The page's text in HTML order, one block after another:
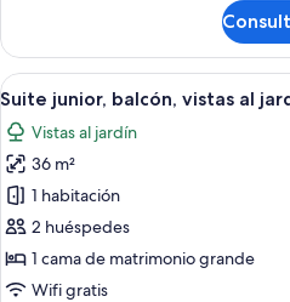
ciudad
clásica
doble,
balcón,
vistas
la
ciudad
Abrir
todas
las
fotos
de
Suite
junior,
balcón,
14
Suite junior, balcón, vistas al
Vistas al jardín
36 m²
1 habitación
2 huéspedes
1 cama de matrimonio grande
Wifi gratis